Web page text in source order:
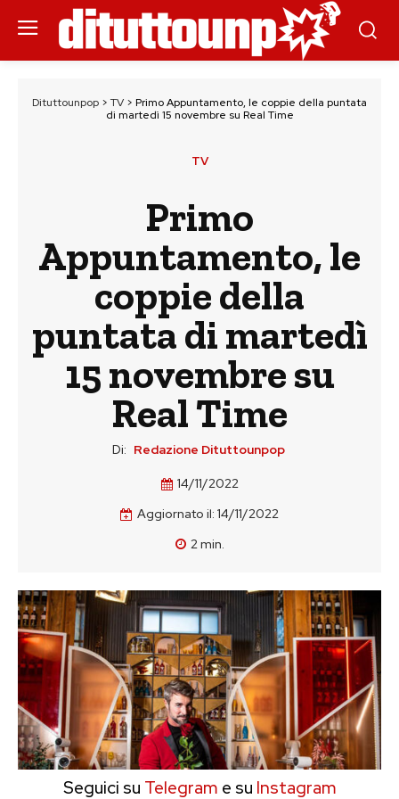
Dituttounpop > TV > Primo Appuntamento, le coppie della puntata
di martedì 15 novembre su Real Time
TV
Primo
Appuntamento, le
coppie della
puntata di martedì
15 novembre su
Real Time
Di: Redazione Dituttounpop
14/11/2022
Aggiornato il: 14/11/2022
2min.
Seguici su Telegram e su Instagram